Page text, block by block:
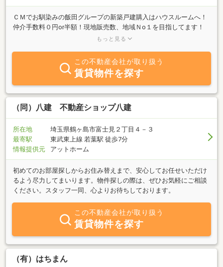
ＣＭでお馴染みの飯田グループの新築戸建購入はハウスルームへ！
仲介手数料０円or半額！現地販売数、地域Ｎo１を目指してます！
鶴ヶ島駅徒歩1分の好立地。中古戸建・マンション購入・売却査
もっと見る
この不動産会社が取り扱う
賃貸物件を探す
（同）八建 不動産ショップ八建
所在地
埼玉県鶴ヶ島市富士見２丁目４－３
最寄駅
東武東上線 若葉駅 徒歩7分
情報提供元
アットホーム
初めてのお部屋探しからお住み替えまで、安心してお任せいただけ
るよう尽力してまいります。物件探しの際は、ぜひお気軽にご相談
ください。スタッフ一同、心よりお待ちしております。
この不動産会社が取り扱う
賃貸物件を探す
（有）はちまん